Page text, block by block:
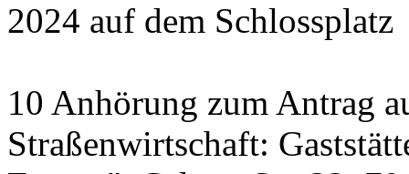
2024 auf dem Schlossplatz
10 Anhörung zum Antrag
Straßenwirtschaft: